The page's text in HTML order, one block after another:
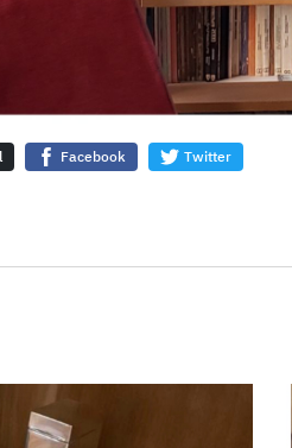
Facebook Twitter